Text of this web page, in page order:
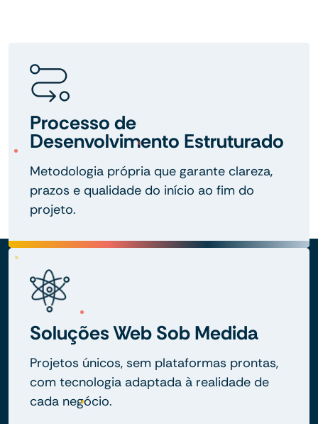
Processo de
Desenvolvimento Estruturado
Metodologia própria que garante clareza,
prazos e qualidade do início ao fim do
projeto.
Soluções Web Sob Medida
Projetos únicos, sem plataformas prontas,
com tecnologia adaptada à realidade de
cada negócio.